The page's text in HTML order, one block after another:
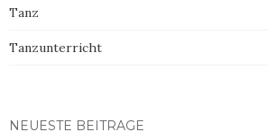
Tanz
Tanzunterricht
NEUESTE BEITRÄGE